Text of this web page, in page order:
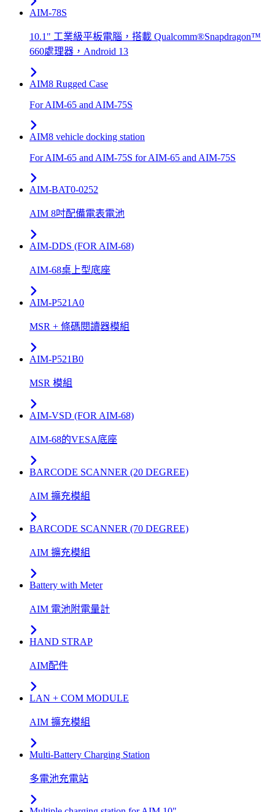
AIM-78S
10.1" 工業級平板電腦，搭載 Qualcomm®Snapdragon™
660處理器，Android 13
AIM8 Rugged Case
For AIM-65 and AIM-75S
AIM8 vehicle docking station
For AIM-65 and AIM-75S for AIM-65 and AIM-75S
AIM-BAT0-0252
AIM 8吋配備電表電池
AIM-DDS (FOR AIM-68)
AIM-68桌上型底座
AIM-P521A0
MSR + 條碼閱讀器模組
AIM-P521B0
MSR 模組
AIM-VSD (FOR AIM-68)
AIM-68的VESA底座
BARCODE SCANNER (20 DEGREE)
AIM 擴充模組
BARCODE SCANNER (70 DEGREE)
AIM 擴充模組
Battery with Meter
AIM 電池附電量計
HAND STRAP
AIM配件
LAN + COM MODULE
AIM 擴充模組
Multi-Battery Charging Station
多電池充電站